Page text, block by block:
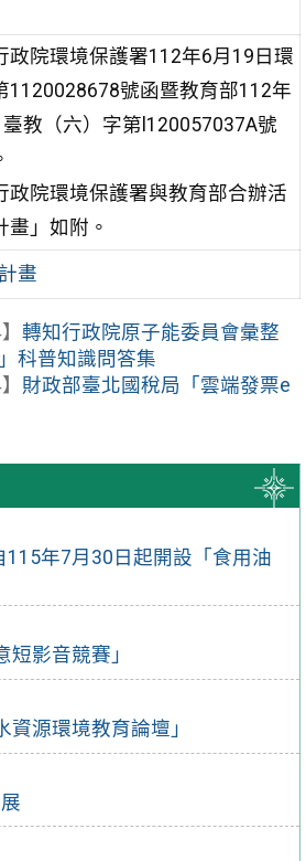
115年7月30日起開設「食用油
短影音競賽」
源環境教育論壇」
政院環境保護署112年6月19日環
1120028678號函暨教育部112年
教（六）字第l120057037A號
政院環境保護署與教育部合辦活
畫」如附。
畫
轉知行政院原子能委員會彙整
科普知識問答集
財政部臺北國稅局「雲端發票e